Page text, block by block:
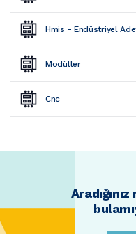
Hmis - Endüstriyel
Modüller
Cnc